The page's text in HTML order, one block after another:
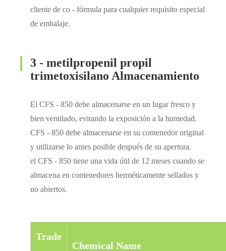
cliente de co - fórmula para cualquier requisito especial
de embalaje.
3 - metilpropenil propil
trimetoxisilano Almacenamiento
El CFS - 850 debe almacenarse en un lugar fresco y
bien ventilado, evitando la exposición a la humedad.
CFS - 850 debe almacenarse en su contenedor original
y utilizarse lo antes posible después de su apertura.
el CFS - 850 tiene una vida útil de 12 meses cuando se
almacena en contenedores herméticamente sellados y
no abiertos.
Trade
Chemical Name